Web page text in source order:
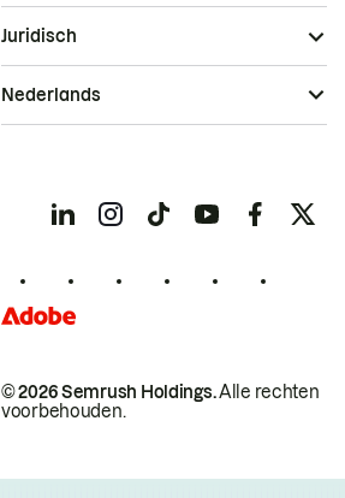
© 2026 Semrush Holdings.Alle rechten
voorbehouden.
Juridisch
Nederlands